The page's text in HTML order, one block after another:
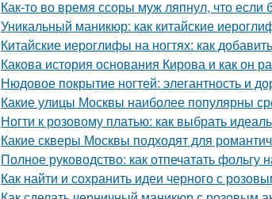
Как-то во время ссоры муж ляпнул, что если
Уникальный маникюр: как китайские
Китайские иероглифы на ногтях: как
Какова история основания Кирова и как он
Нюдовое покрытие ногтей: элегантность и
Какие улицы Москвы наиболее популярны
Ногти к розовому платью: как выбрать
Какие скверы Москвы подходят для
Полное руководство: как отпечатать фольгу
Как найти и сохранить идеи черного с